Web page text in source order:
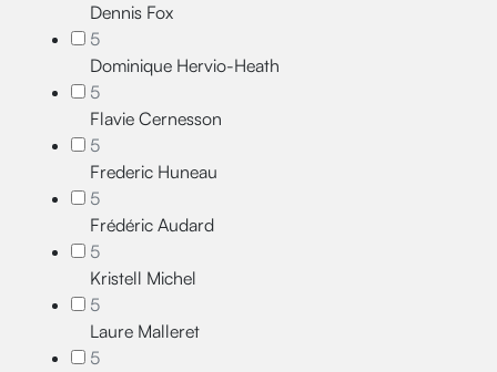
Dennis Fox
5
Dominique Hervio-Heath
5
Flavie Cernesson
5
Frederic Huneau
5
Frédéric Audard
5
Kristell Michel
5
Laure Malleret
5